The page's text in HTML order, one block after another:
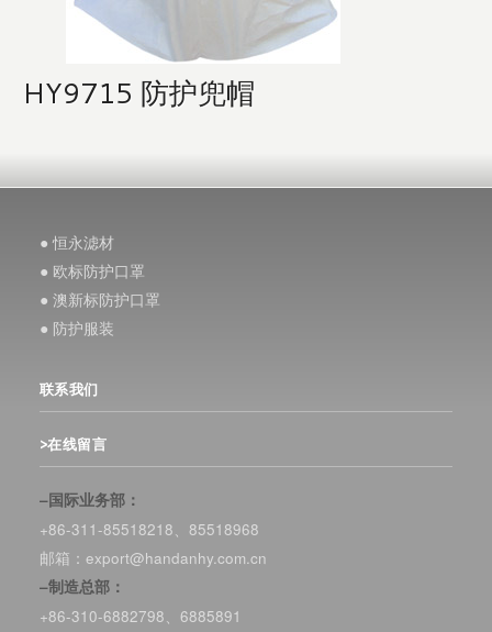
HY9715 防护兜帽
● 恒永滤材
● 欧标防护口罩
● 澳新标防护口罩
● 防护服装
联系我们
>在线留言
–国际业务部：
+86-311-85518218、85518968
邮箱：export@handanhy.com.cn
–制造总部：
+86-310-6882798、6885891